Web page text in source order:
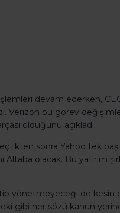
işlemleri devam ederken,
Verizon bu görev
olduğunu açıkladı.
sonra Yahoo tek
olacak. Bu yatırım
yönetmeyeceği de
gibi her sözü kanun